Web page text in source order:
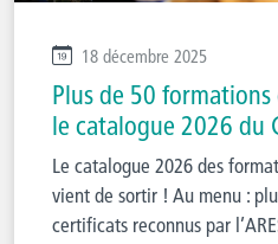
18 décembre 2025
Plus de 50
le catalogue 2026 du
Le catalogue 2026 des
vient de sortir ! Au menu :
certificats reconnus par